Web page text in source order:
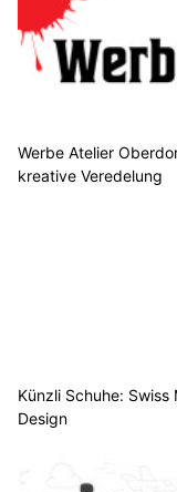
Werbe Atelier
kreative Veredelung
Künzli Schuhe:
Design